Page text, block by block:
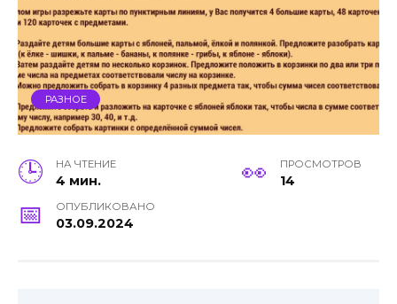
РАЗНОЕ
НА ЧТЕНИЕ
4 мин.
ПРОСМОТРОВ
14
ОПУБЛИКОВАНО
03.09.2024